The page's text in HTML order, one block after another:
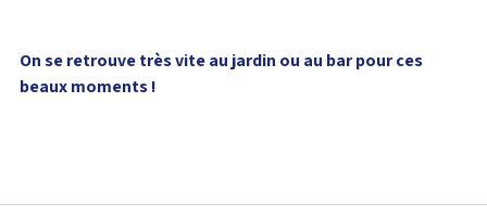
On se retrouve très vite au jardin ou au bar pour ces
beaux moments !